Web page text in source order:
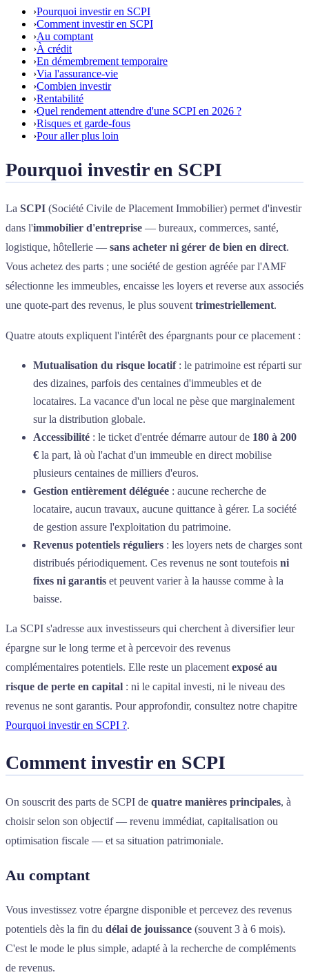
›Pourquoi investir en SCPI
›Comment investir en SCPI
›Au comptant
›À crédit
›En démembrement temporaire
›Via l'assurance-vie
›Combien investir
›Rentabilité
›Quel rendement attendre d'une SCPI en 2026 ?
›Risques et garde-fous
›Pour aller plus loin
Pourquoi investir en SCPI
La SCPI (Société Civile de Placement Immobilier) permet d'investir
dans l'immobilier d'entreprise — bureaux, commerces, santé,
logistique, hôtellerie — sans acheter ni gérer de bien en direct.
Vous achetez des parts ; une société de gestion agréée par l'AMF
sélectionne les immeubles, encaisse les loyers et reverse aux associés
une quote-part des revenus, le plus souvent trimestriellement.
Quatre atouts expliquent l'intérêt des épargnants pour ce placement :
Mutualisation du risque locatif: le patrimoine est réparti sur
des dizaines, parfois des centaines d'immeubles et de
locataires. La vacance d'un local ne pèse que marginalement
sur la distribution globale.
Accessibilité : le ticket d'entrée démarre autour de 180 à 200
€ la part, là où l'achat d'un immeuble en direct mobilise
plusieurs centaines de milliers d'euros.
Gestion entièrement déléguée : aucune recherche de
locataire, aucun travaux, aucune quittance à gérer. La société
de gestion assure l'exploitation du patrimoine.
Revenus potentiels réguliers : les loyers nets de charges sont
distribués périodiquement. Ces revenus ne sont toutefois ni
fixes ni garantis et peuvent varier à la hausse comme à la
baisse.
La SCPI s'adresse aux investisseurs qui cherchent à diversifier leur
épargne sur le long terme et à percevoir des revenus
complémentaires potentiels. Elle reste un placement exposé au
risque de perte en capital : ni le capital investi, ni le niveau des
revenus ne sont garantis. Pour approfondir, consultez notre chapitre
Pourquoi investir en SCPI ?.
Comment investir en SCPI
On souscrit des parts de SCPI de quatre manières principales, à
choisir selon son objectif — revenu immédiat, capitalisation ou
optimisation fiscale — et sa situation patrimoniale.
Au comptant
Vous investissez votre épargne disponible et percevez des revenus
potentiels dès la fin du délai de jouissance (souvent 3 à 6 mois).
C'est le mode le plus simple, adapté à la recherche de compléments
de revenus.